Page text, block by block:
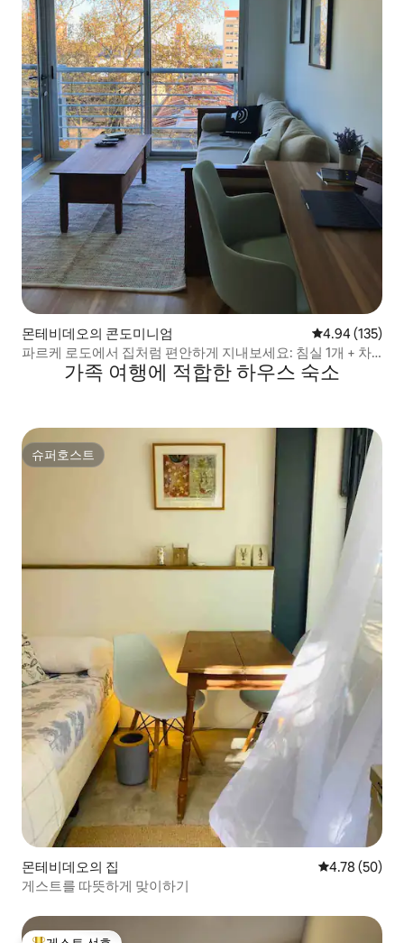
몬테비데오의 콘도미니엄 평점 4.94점(5
4.94 (135)
파르케 로도에서 집처럼 편안하게 지내보세요: 침실 1개 + 차
가족 여행에 적합한 하우스 숙소
슈퍼호스트
슈퍼호스트
몬테비데오의 집 평점 4.78점(5
4.78 (50)
게스트를 따뜻하게 맞이하기